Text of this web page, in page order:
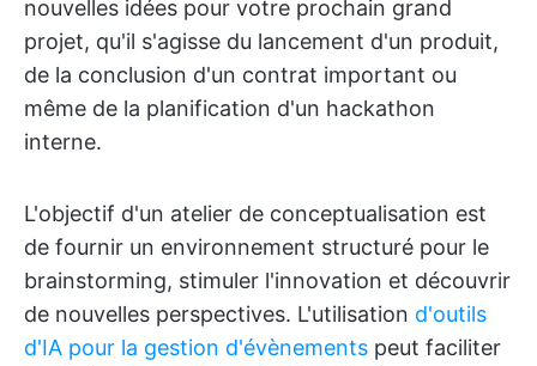
nouvelles idées pour votre prochain grand
projet, qu'il s'agisse du lancement d'un produit,
de la conclusion d'un contrat important ou
même de la planification d'un hackathon
interne.
L'objectif d'un atelier de conceptualisation est
de fournir un environnement structuré pour le
brainstorming, stimuler l'innovation et découvrir
de nouvelles perspectives. L'utilisation d'outils
d'IA pour la gestion d'évènements peut faciliter